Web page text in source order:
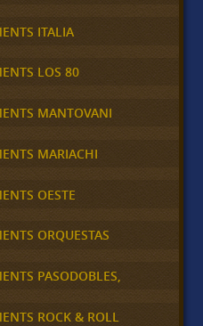
ITALIA
LOS 80
MANTOVANI
MARIACHI
OESTE
ORQUESTAS
PASODOBLES,
ROCK & ROLL